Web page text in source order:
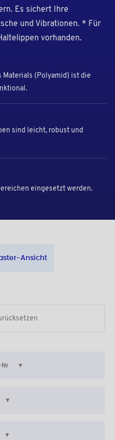
Es sichert Ihre
und Vibrationen. * Für
vorhanden.
Materials (Polyamid) ist die
sind leicht, robust und
eingesetzt werden.
Ansicht
Nr